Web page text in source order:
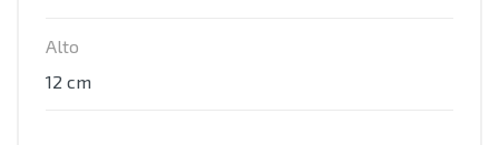
Alto
12 cm